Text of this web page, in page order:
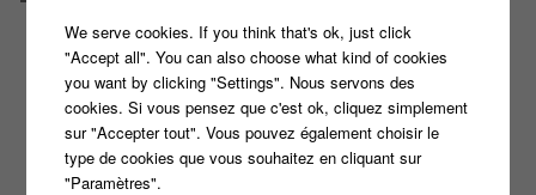
C’est quoi un casteur ?
C’est quoi un directeur de casting ?
Harry
Motus
Slam
C’est quoi un casting ?
Tous les castings
We serve cookies. If you think that's ok, just click
"Accept all". You can also choose what kind of cookies
you want by clicking "Settings". Nous servons des
cookies. Si vous pensez que c'est ok, cliquez simplement
sur "Accepter tout". Vous pouvez également choisir le
type de cookies que vous souhaitez en cliquant sur
"Paramètres".